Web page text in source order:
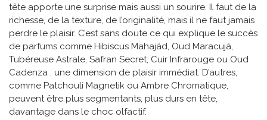
tête apporte une surprise mais aussi un sourire. Il faut de la
richesse, de la texture, de l’originalité, mais il ne faut jamais
perdre le plaisir. C’est sans doute ce qui explique le succès
de parfums comme Hibiscus Mahajád, Oud Maracujá,
Tubéreuse Astrale, Safran Secret, Cuir Infrarouge ou Oud
Cadenza : une dimension de plaisir immédiat. D’autres,
comme Patchouli Magnetik ou Ambre Chromatique,
peuvent être plus segmentants, plus durs en tête,
davantage dans le choc olfactif.